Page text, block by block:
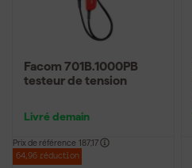
Facom 701B.1000PB
testeur de tension
Livré demain
Prix de référence 187,17
64,96 réduction